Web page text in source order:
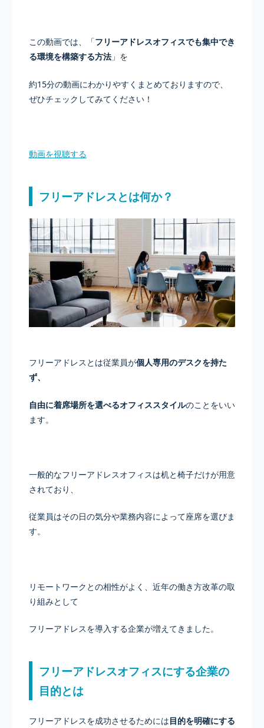
この動画では、「フリーアドレスオフィスでも集中でき
る環境を構築する方法」を
約15分の動画にわかりやすくまとめておりますので、
ぜひチェックしてみてください！
動画を視聴する
フリーアドレスとは何か？
フリーアドレスとは従業員が個人専用のデスクを持た
ず、
自由に着席場所を選べるオフィススタイルのことをいい
ます。
一般的なフリーアドレスオフィスは机と椅子だけが用意
されており、
従業員はその日の気分や業務内容によって座席を選びま
す。
リモートワークとの相性がよく、近年の働き方改革の取
り組みとして
フリーアドレスを導入する企業が増えてきました。
フリーアドレスオフィスにする企業の
目的とは
フリーアドレスを成功させるためには目的を明確にする